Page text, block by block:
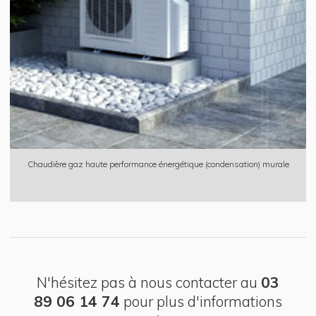
Chaudière gaz haute performance énergétique (condensation) murale
N'hésitez pas à nous contacter au 03
89 06 14 74 pour plus d'informations